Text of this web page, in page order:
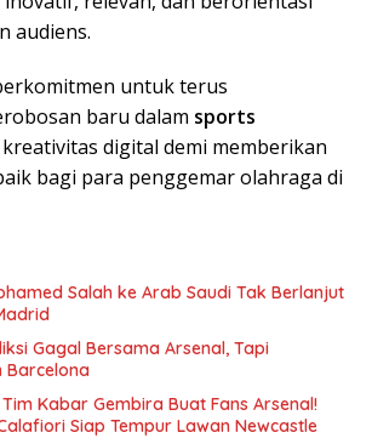
audiens.
untuk terus
baru dalam sports
digital demi memberikan
bagi para penggemar olahraga di
Salah ke Arab Saudi Tak Berlanjut
Gagal Bersama Arsenal, Tapi
Barcelona
Kabar Gembira Buat Fans Arsenal!
Siap Tempur Lawan Newcastle